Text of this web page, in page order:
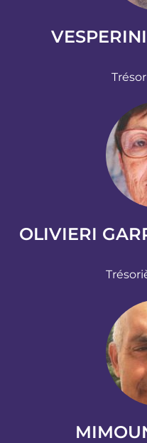
OLIVIERI